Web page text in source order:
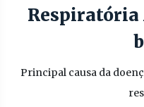
Respiratória
Principal causa da